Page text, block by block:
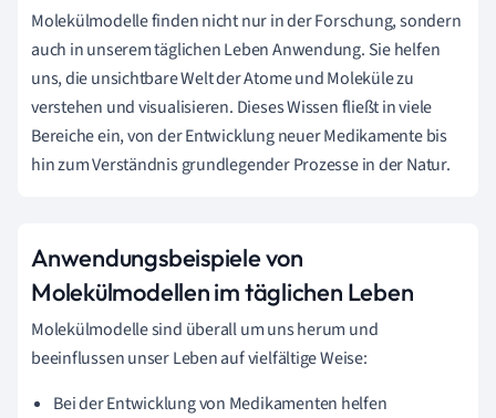
Molekülmodelle finden nicht nur in der Forschung, sondern
auch in unserem täglichen Leben Anwendung. Sie helfen
uns, die unsichtbare Welt der Atome und Moleküle zu
verstehen und visualisieren. Dieses Wissen fließt in viele
Bereiche ein, von der Entwicklung neuer Medikamente bis
hin zum Verständnis grundlegender Prozesse in der Natur.
Anwendungsbeispiele von
Molekülmodellen im täglichen Leben
Molekülmodelle sind überall um uns herum und
beeinflussen unser Leben auf vielfältige Weise:
Bei der Entwicklung von Medikamenten helfen